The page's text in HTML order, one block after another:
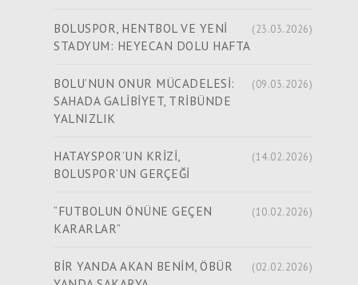
BOLUSPOR, HENTBOL VE YENİ
STADYUM: HEYECAN DOLU HAFTA
(23.03.2026)
BOLU’NUN ONUR MÜCADELESİ:
SAHADA GALİBİYET, TRİBÜNDE
YALNIZLIK
(09.03.2026)
HATAYSPOR’UN KRİZİ,
BOLUSPOR’UN GERÇEĞİ
(14.02.2026)
“FUTBOLUN ÖNÜNE GEÇEN
KARARLAR”
(10.02.2026)
BİR YANDA AKAN BENİM, ÖBÜR
(02.02.2026)